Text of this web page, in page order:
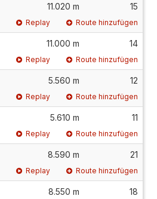
11.020 m 15
Replay Route hinzufügen
11.000 m 14
Replay Route hinzufügen
5.560 m 12
Replay Route hinzufügen
5.610 m 11
Replay Route hinzufügen
8.590 m 21
Replay Route hinzufügen
8.550 m 18